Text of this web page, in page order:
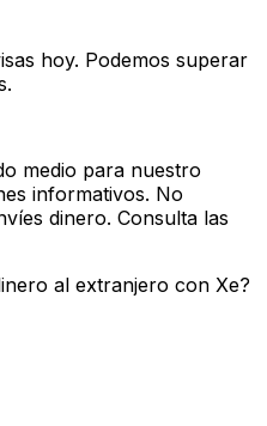
hoy. Podemos superar
medio para nuestro
informativos. No
dinero. Consulta las
al extranjero con Xe?